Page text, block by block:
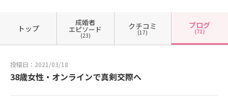
トップ
成婚者
エピソード
(23)
クチコミ
(17)
ブログ
(71)
投稿日：2021/03/18
38歳女性・オンラインで真剣交際へ